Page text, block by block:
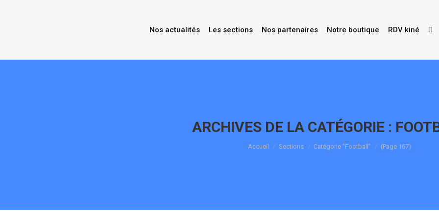
Nos actualités Les sections Nos partenaires Notre boutique RDV kiné
ARCHIVES DE LA CATÉGORIE :
Vous êtes ici :
Accueil Sections Catégorie "Football" (Page 167)